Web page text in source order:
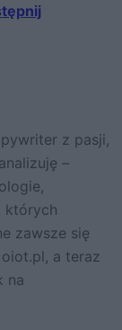
z pasji,
–
których
zawsze się
a teraz
na